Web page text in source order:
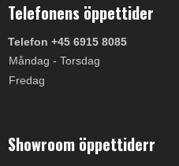
Telefonens öppettider
Telefon +45 6915 8085
Måndag - Torsdag
Fredag
Showroom öppettiderr